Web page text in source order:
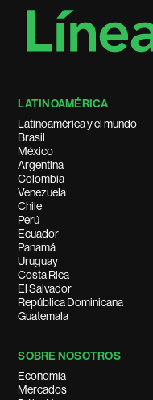
LATINOAMÉRICA
Latinoamérica y el mundo
Brasil
México
Argentina
Colombia
Venezuela
Chile
Perú
Ecuador
Panamá
Uruguay
Costa Rica
El Salvador
República Dominicana
Guatemala
SOBRE NOSOTROS
Economía
Mercados